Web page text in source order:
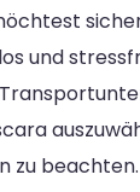
und
zu